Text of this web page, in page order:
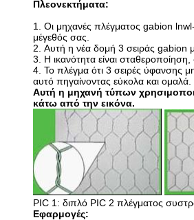
Πλεονεκτήματα:
1. Οι μηχανές πλέγματος gabion
μέγεθός σας.
2. Αυτή η νέα δομή 3 σειράς gabion
3. Η ικανότητα είναι
4. Το πλέγμα ότι 3 σειρές ύφανσης
αυτό πηγαίνοντας εύκολα και ομαλά.
Αυτή η μηχανή τύπων
κάτω από την εικόνα.
PIC 1: διπλό PIC 2 πλέγματος
Εφαρμογές: